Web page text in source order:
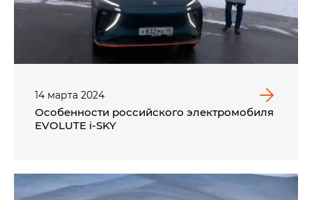
14 марта 2024
Особенности российского электромобиля
EVOLUTE i‑SKY